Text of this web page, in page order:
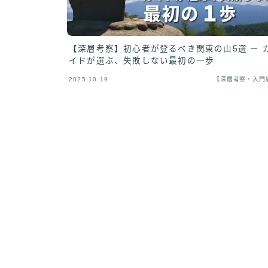
【深層考察】初心者が登るべき関東の山5選 ー
イドが選ぶ、失敗しない最初の一歩
2025.10.19 【深層考察・入門